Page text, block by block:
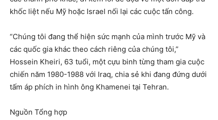
khốc liệt nếu Mỹ hoặc Israel nối lại các cuộc tấn công.
“Chúng tôi đang thể hiện sức mạnh của mình trước Mỹ và
các quốc gia khác theo cách riêng của chúng tôi,”
Hossein Kheiri, 63 tuổi, một cựu binh từng tham gia cuộc
chiến năm 1980-1988 với Iraq, chia sẻ khi đang đứng dưới
tấm áp phích in hình ông Khamenei tại Tehran.
Nguồn Tổng hợp